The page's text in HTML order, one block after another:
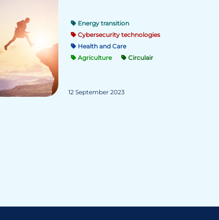
Energy transition
Cybersecurity technologies
Health and Care
Agriculture
Circulair
12 September 2023